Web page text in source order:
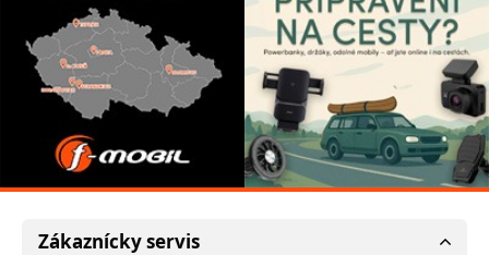
Zákaznícky servis